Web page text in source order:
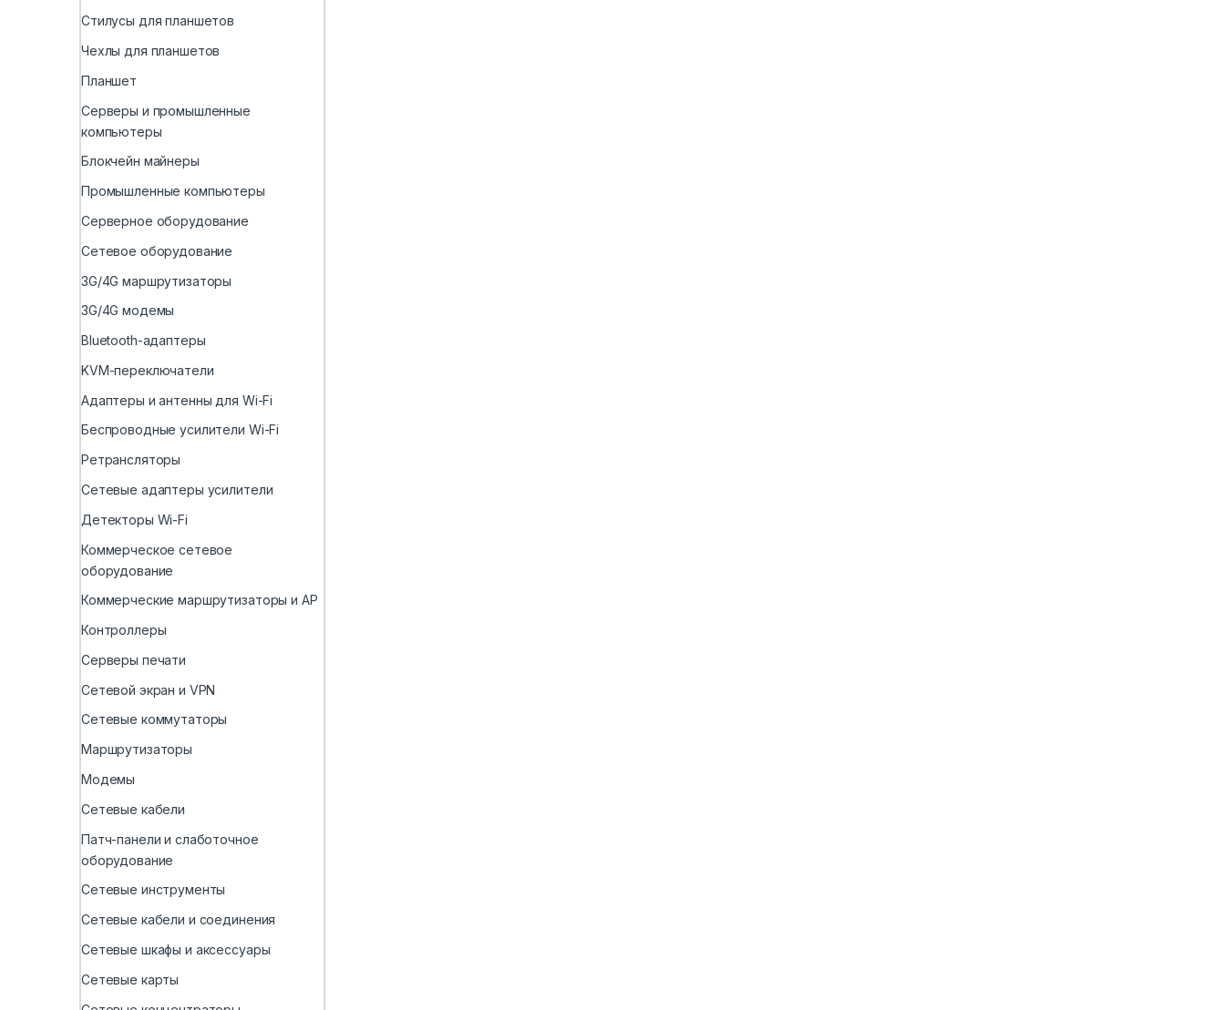
Стилусы для планшетов
Чехлы для планшетов
Планшет
Серверы и промышленные
компьютеры
Блокчейн майнеры
Промышленные компьютеры
Серверное оборудование
Сетевое оборудование
3G/4G маршрутизаторы
3G/4G модемы
Bluetooth-адаптеры
KVM-переключатели
Адаптеры и антенны для Wi-Fi
Беспроводные усилители Wi-Fi
Ретрансляторы
Сетевые адаптеры усилители
Детекторы Wi-Fi
Коммерческое сетевое
оборудование
Коммерческие маршрутизаторы и AP
Контроллеры
Серверы печати
Сетевой экран и VPN
Сетевые коммутаторы
Маршрутизаторы
Модемы
Сетевые кабели
Патч-панели и слаботочное
оборудование
Сетевые инструменты
Сетевые кабели и соединения
Сетевые шкафы и аксессуары
Сетевые карты